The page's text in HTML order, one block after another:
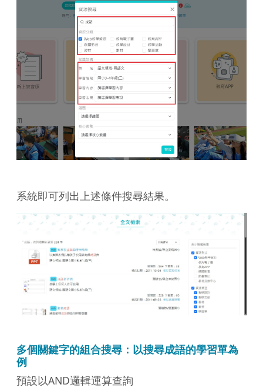
系統即可列出上述條件搜尋結果。
多個關鍵字的組合搜尋：以搜尋成語的學習單為
例
預設以AND邏輯運算查詢